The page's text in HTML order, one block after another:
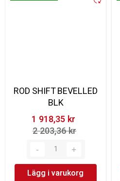
ROD SHIFT BEVELLED
BLK
1 918,35 kr‎
2 203,36 kr‎
Lägg i varukorg